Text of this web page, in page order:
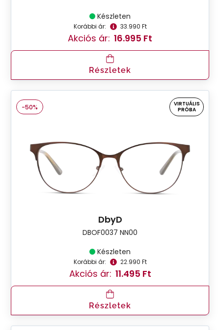
Készleten
Korábbi ár: 33.990 Ft
Akciós ár: 16.995 Ft
Részletek
-50%
VIRTUÁLIS
PRÓBA
DbyD
DBOF0037 NN00
Készleten
Korábbi ár: 22.990 Ft
Akciós ár: 11.495 Ft
Részletek